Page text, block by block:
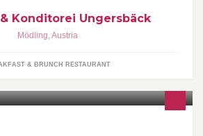
Konditorei Ungersbäck
Mödling,Austria
& BRUNCH RESTAURANT